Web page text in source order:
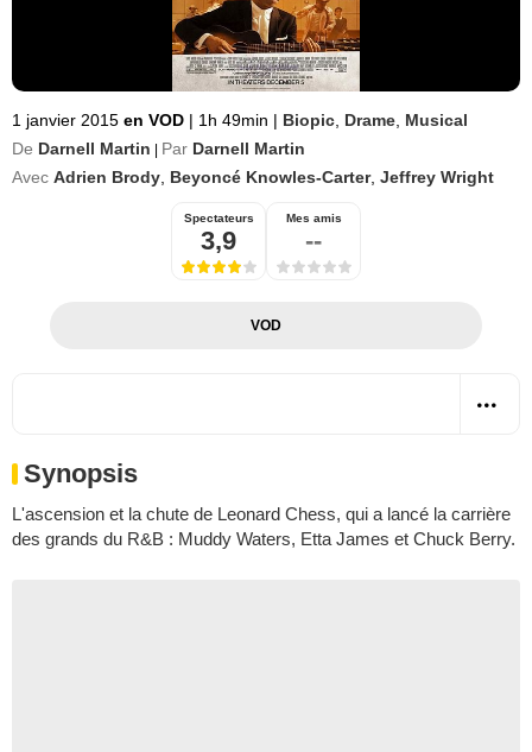
1 janvier 2015 en VOD | 1h 49min | Biopic Drame Musical
De Darnell Martin Par Darnell Martin
Avec Adrien Brody Beyoncé Knowles-Carter, Jeffrey Wright
Spectateurs
3,9
Mes amis
--
VOD
Synopsis
L'ascension et la chute de Leonard Chess, qui a lancé la carrière
des grands du R&B : Muddy Waters, Etta James et Chuck Berry.